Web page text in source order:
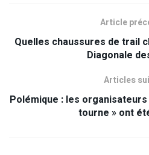
Article
Quelles chaussures de trail
Diagonale
Articles
Polémique : les
tourne » ont